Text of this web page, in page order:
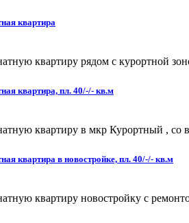
квартира
квартиру рядом с курортной
квартира, пл. 40/-/- кв.м
квартиру в мкр Курортный , со
квартира в новостройке, пл. 40/-/- кв.м
квартиру новостройку с